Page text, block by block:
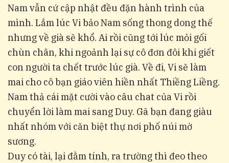
Nam vẫn cứ cập nhật đều đặn hành trình của
mình. Lắm lúc Vi bảo Nam sống thong dong thế
nhưng về già sẽ khổ. Ai rồi cũng tới lúc mỏi gối
chùn chân, khi ngoảnh lại sự cô đơn đôi khi giết
con người ta chết trước lúc già. Về đi, Vi sẽ làm
mai cho cô bạn giáo viên hiền nhất Thiềng Liềng.
Nam thả cái mặt cười vào câu chat của Vi rồi
chuyển lời làm mai sang Duy. Gã bạn đang giàu
nhất nhóm với căn biệt thự nơi phố núi mờ
sương.
Duy có tài, lại đằm tính, ra trường thì đeo theo